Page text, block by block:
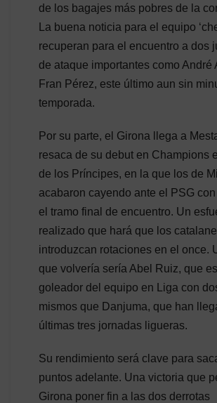
de los bagajes más pobres de la
La buena noticia para el equipo
recuperan para el encuentro a dos
de ataque importantes como André
Fran Pérez, este último aun sin
temporada.
Por su parte, el Girona llega a
resaca de su debut en Champions
de los Príncipes, en la que los de
acabaron cayendo ante el PSG
el tramo final de encuentro. Un
realizado que hará que los
introduzcan rotaciones en el once.
que volvería sería Abel Ruiz, que
goleador del equipo en Liga con
mismos que Danjuma, que han
últimas tres jornadas ligueras.
Su rendimiento será clave para
puntos adelante. Una victoria que
Girona poner fin a las dos derrotas